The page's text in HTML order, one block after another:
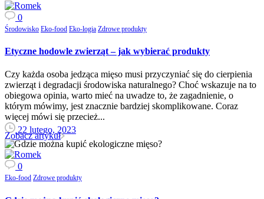
0
Środowisko Eko-food Eko-logia Zdrowe produkty
Etyczne hodowle zwierząt – jak wybierać produkty
Czy każda osoba jedząca mięso musi przyczyniać się do cierpienia
zwierząt i degradacji środowiska naturalnego? Choć wskazuje na to
obiegowa opinia, warto mieć na uwadze to, że zagadnienie, o
którym mówimy, jest znacznie bardziej skomplikowane. Coraz
więcej mówi się przecież...
22 lutego, 2023
Zobacz artykuł
0
Eko-food Zdrowe produkty